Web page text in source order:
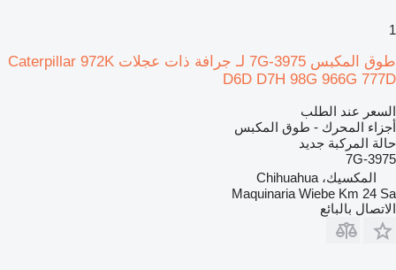
1
طوق المكبس 7G-3975 لـ جرافة ذات عجلات Caterpillar 972K
D6D D7H 98G 966G 777D
السعر عند الطلب
أجزاء المحرك - طوق المكبس
حالة المركبة جديد
7G-3975
المكسيك، Chihuahua
Maquinaria Wiebe Km 24 Sa
الاتصال بالبائع